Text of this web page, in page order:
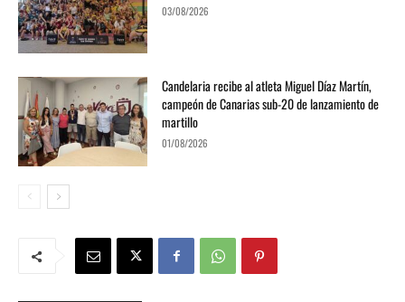
03/08/2026
Candelaria recibe al atleta Miguel Díaz Martín,
campeón de Canarias sub-20 de lanzamiento de
martillo
01/08/2026